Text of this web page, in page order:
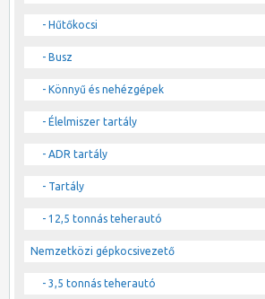
- Hűtőkocsi
- Busz
- Könnyű és nehézgépek
- Élelmiszer tartály
- ADR tartály
- Tartály
- 12,5 tonnás teherautó
Nemzetközi gépkocsivezető
- 3,5 tonnás teherautó